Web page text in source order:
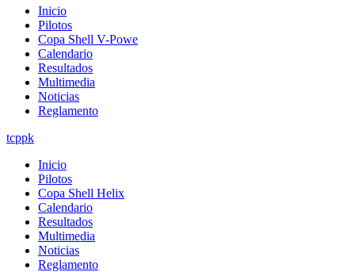
Inicio
Pilotos
Copa Shell V-Powe
Calendario
Resultados
Multimedia
Noticias
Reglamento
tcppk
Inicio
Pilotos
Copa Shell Helix
Calendario
Resultados
Multimedia
Noticias
Reglamento